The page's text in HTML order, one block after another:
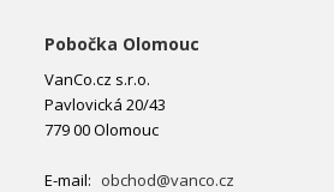
Pobočka Olomouc
VanCo.cz s.r.o.
Pavlovická 20/43
779 00 Olomouc
E-mail: obchod@vanco.cz